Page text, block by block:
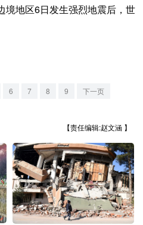
上海 江苏
福建 江西
湖北 湖南
海南 重庆
地区6日发生强烈地震后，世
6 7 8 9 下一页
【责任编辑:赵文涵 】